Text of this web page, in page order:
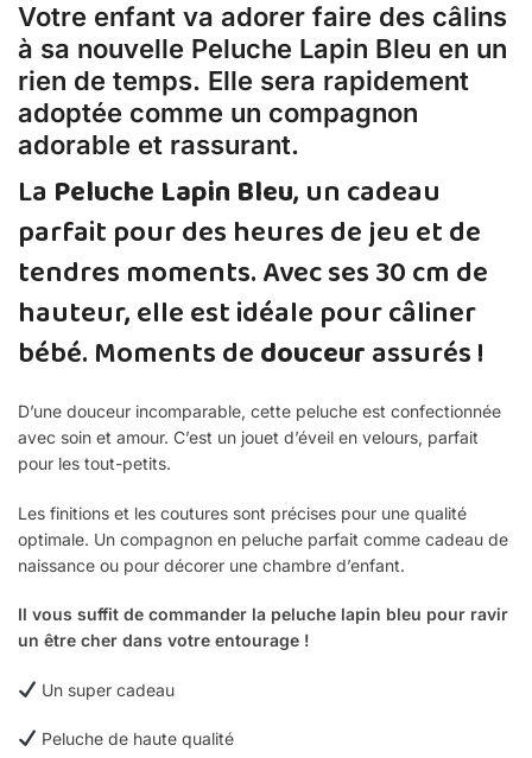
Votre enfant va adorer faire des câlins
à sa nouvelle Peluche Lapin Bleu en un
rien de temps. Elle sera rapidement
adoptée comme un compagnon
adorable et rassurant.
La Peluche Lapin Bleu, un cadeau
parfait pour des heures de jeu et de
tendres moments. Avec ses 30 cm de
hauteur, elle est idéale pour câliner
bébé. Moments dedouceurassurés !
D’une douceur incomparable, cette peluche est confectionnée
avec soin et amour. C’est un jouet d’éveil en velours, parfait
pour les tout-petits.
Les finitions et les coutures sont précises pour une qualité
optimale. Un compagnon en peluche parfait comme cadeau de
naissance ou pour décorer une chambre d’enfant.
Il vous suffit de commander la peluche lapin bleu pour ravir
un être cher dans votre entourage !
Un super cadeau
Peluche de haute qualité